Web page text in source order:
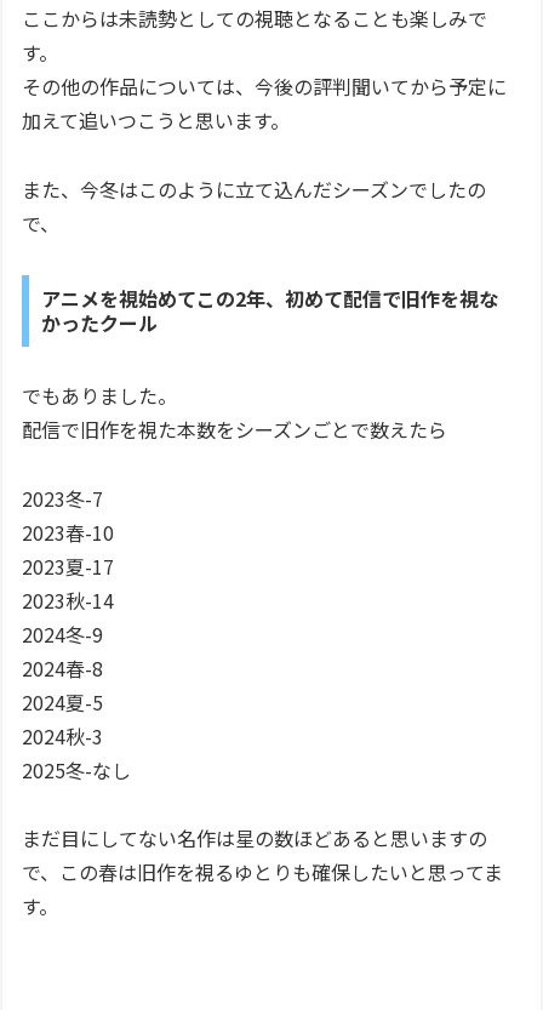
ここからは未読勢としての視聴となることも楽しみで
す。
その他の作品については、今後の評判聞いてから予定に
加えて追いつこうと思います。
また、今冬はこのように立て込んだシーズンでしたの
で、
アニメを視始めてこの2年、初めて配信で旧作を視な
かったクール
でもありました。
配信で旧作を視た本数をシーズンごとで数えたら
2023冬-7
2023春-10
2023夏-17
2023秋-14
2024冬-9
2024春-8
2024夏-5
2024秋-3
2025冬-なし
まだ目にしてない名作は星の数ほどあると思いますの
で、この春は旧作を視るゆとりも確保したいと思ってま
す。